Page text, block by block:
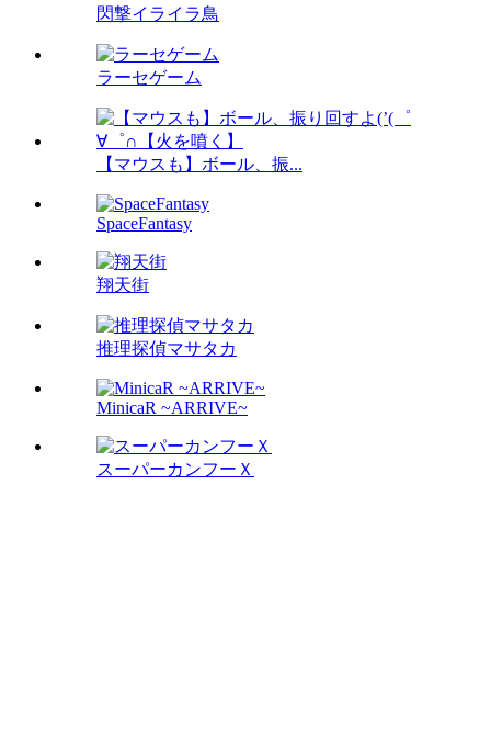
閃撃イライラ鳥
ラーセゲーム
【マウスも】ボール、振...
SpaceFantasy
翔天街
推理探偵マサタカ
MinicaR ~ARRIVE~
スーパーカンフーＸ